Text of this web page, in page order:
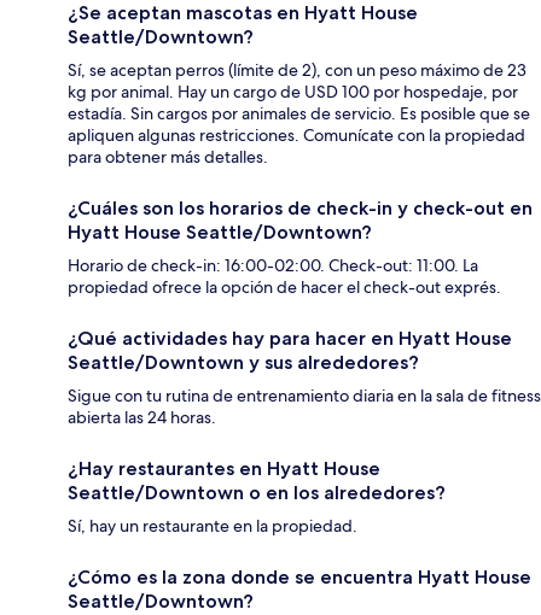
¿Se aceptan mascotas en Hyatt House
Seattle/Downtown?
Sí, se aceptan perros (límite de 2), con un peso máximo de 23
kg por animal. Hay un cargo de USD 100 por hospedaje, por
estadía. Sin cargos por animales de servicio. Es posible que se
apliquen algunas restricciones. Comunícate con la propiedad
para obtener más detalles.
¿Cuáles son los horarios de check-in y check-out en
Hyatt House Seattle/Downtown?
Horario de check-in: 16:00-02:00. Check-out: 11:00. La
propiedad ofrece la opción de hacer el check-out exprés.
¿Qué actividades hay para hacer en Hyatt House
Seattle/Downtown y sus alrededores?
Sigue con tu rutina de entrenamiento diaria en la sala de fitness
abierta las 24 horas.
¿Hay restaurantes en Hyatt House
Seattle/Downtown o en los alrededores?
Sí, hay un restaurante en la propiedad.
¿Cómo es la zona donde se encuentra Hyatt House
Seattle/Downtown?